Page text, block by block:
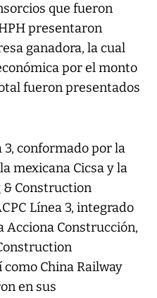
que fueron
presentaron
ganadora, la cual
por el monto
fueron presentados
3, conformado por la
mexicana Cicsa y la
& Construction
Línea 3, integrado
Acciona Construcción,
China Railway
en sus